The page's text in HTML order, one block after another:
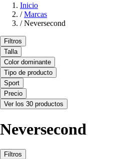
Inicio
/ Marcas
/ Neversecond
Filtros
Talla
Color dominante
Tipo de producto
Sport
Precio
Ver los 30 productos
Neversecond
Filtros